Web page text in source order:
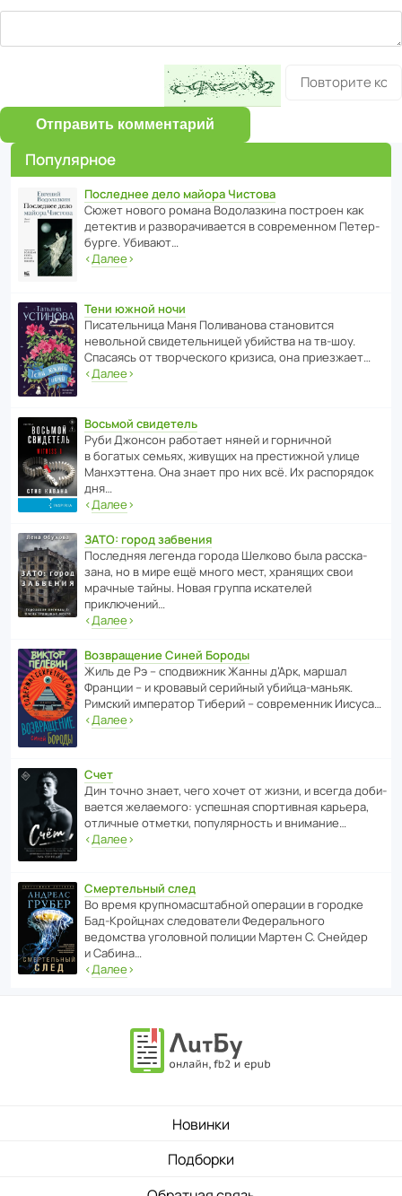
Отправить комментарий
Популярное
Последнее дело майора Чистова
Сюжет нового романа Водо­ла­з­кина пост­роен как
дете­ктив и разво­ра­чи­ва­ется в совре­менном Пете­р­
бурге. Убивают…
‹Далее›
Тени южной ночи
Писа­тель­ница Маня Поли­ва­нова стано­вится
невольной свиде­тель­ницей убийства на тв-шоу.
Спасаясь от твор­че­с­кого кризиса, она приезжает…
‹Далее›
Восьмой свидетель
Руби Джонсон рабо­тает няней и горни­чной
в богатых семьях, живущих на прес­ти­жной улице
Манх­эт­тена. Она знает про них всё. Их распо­рядок
дня…
‹Далее›
ЗАТО: город забвения
После­дняя легенда города Шелково была расска­
зана, но в мире ещё много мест, хранящих свои
мрачные тайны. Новая группа иска­телей
приключений…
‹Далее›
Возвращение Синей Бороды
Жиль де Рэ – спод­ви­жник Жанны д’Арк, маршал
Франции – и кровавый серийный убийца-маньяк.
Римский импе­ратор Тиберий – совре­менник Иисуса…
‹Далее›
Счет
Дин точно знает, чего хочет от жизни, и всегда доби­
ва­ется жела­е­мого: успе­шная спор­ти­вная карьера,
отли­чные отметки, попу­ля­р­ность и внимание…
‹Далее›
Смертельный след
Во время круп­но­мас­ш­та­бной операции в городке
Бад‑Крой­цнах следо­ва­тели Феде­раль­ного
ведомства уголо­вной полиции Мартен С. Снейдер
и Сабина…
‹Далее›
Новинки
Подборки